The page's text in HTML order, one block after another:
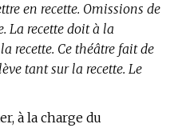
en recette. Omissions de
La recette doit à la
recette. Ce théâtre fait de
tant sur la recette. Le
à la charge du